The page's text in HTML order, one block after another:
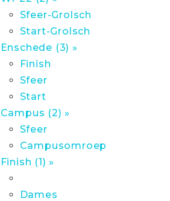
Sfeer-Grolsch
Start-Grolsch
Enschede (3) »
Finish
Sfeer
Start
Campus (2) »
Sfeer
Campusomroep
Finish (1) »
Dames